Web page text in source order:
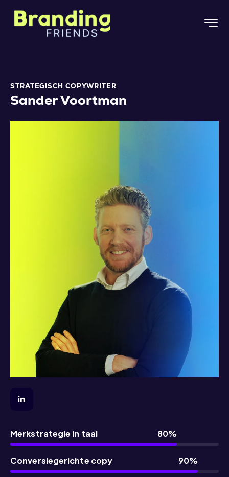
STRATEGISCH COPYWRITER
Sander Voortman
Merkstrategie in taal 80%
Conversiegerichte copy 90%